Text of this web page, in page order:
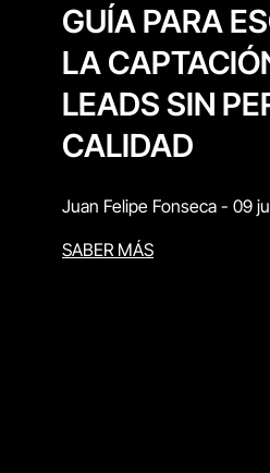
GUÍA PARA
LA
LEADS SIN
CALIDAD
Juan Felipe Fonseca - 09
SABER MÁS